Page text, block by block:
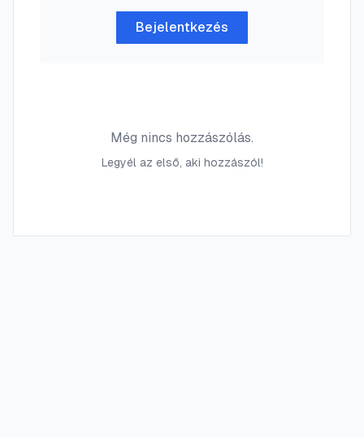
Bejelentkezés
Még nincs hozzászólás.
Legyél az első, aki hozzászól!